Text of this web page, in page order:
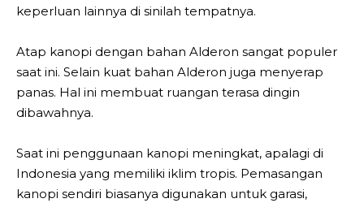
keperluan lainnya di sinilah tempatnya.
Atap kanopi dengan bahan Alderon sangat populer
saat ini. Selain kuat bahan Alderon juga menyerap
panas. Hal ini membuat ruangan terasa dingin
dibawahnya.
Saat ini penggunaan kanopi meningkat, apalagi di
Indonesia yang memiliki iklim tropis. Pemasangan
kanopi sendiri biasanya digunakan untuk garasi,